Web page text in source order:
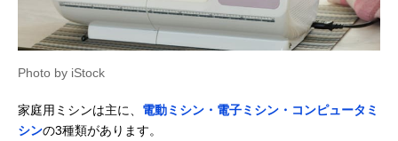
Photo by iStock
家庭用ミシンは主に、 電動ミシン・電子ミシン・コンピュータミ
シンの3種類があります。